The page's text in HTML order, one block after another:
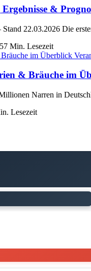
&
Stand 22.03.2026 Die
7 Min. Lesezeit
& Bräuche im
Narren in
Lesezeit